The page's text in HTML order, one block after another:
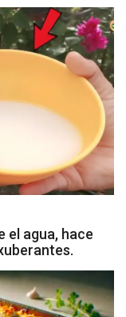
el agua, hace